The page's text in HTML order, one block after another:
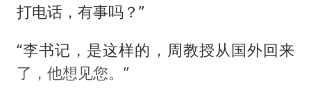
打电话，有事吗？”
“李书记，是这样的，周教授从国外回来
了，他想见您。”